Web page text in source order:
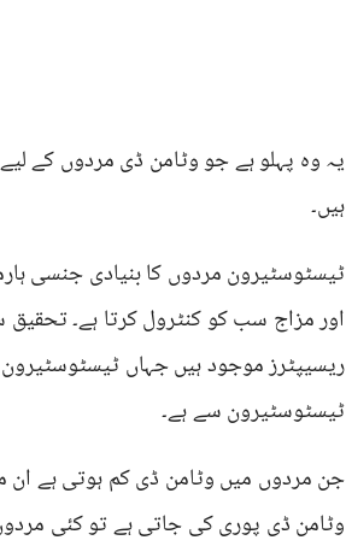
یہ وہ پہلو ہے جو وٹامن ڈی مردوں کے
ہیں۔
ٹیسٹوسٹیرون مردوں کا بنیادی جنسی
ریسیپٹرز موجود ہیں جہاں ٹیسٹوسٹیرون
ٹیسٹوسٹیرون سے ہے۔
جن مردوں میں وٹامن ڈی کم ہوتی ہے
وٹامن ڈی پوری کی جاتی ہے تو کئی